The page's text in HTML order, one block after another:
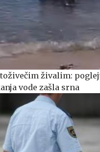
živalim:
vode zašla srna